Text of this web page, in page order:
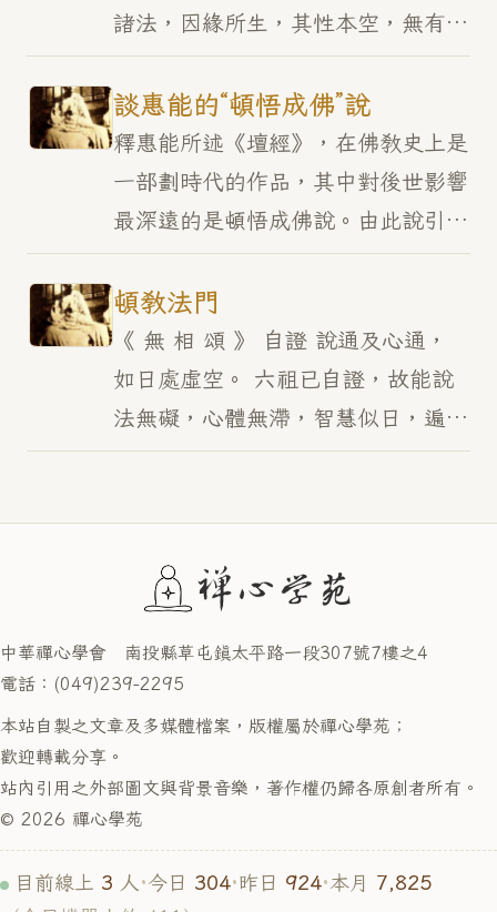
諸法，因緣所生，其性本空，無有真
實，故見諸相，不以為真；若見相著
相，此見不能悟其真相，故不能見自
性。 悟真 若能自有…
談惠能的“頓悟成佛”說
釋惠能所述《壇經》，在佛教史上是
一部劃時代的作品，其中對後世影響
最深遠的是頓悟成佛說。由此說引發
出一系列新的觀點，皆富有時代精神
和宗教改革意義。至此，完成了印度
佛教中國化的歷史進程…
頓教法門
《 無 相 頌 》 自證 說通及心通，
如日處虛空。 六祖已自證，故能說
法無礙，心體無滯，智慧似日，遍照
一切。 傳法 唯傳見性法，出世破邪
中華禪心學會 南投縣草屯鎮太平路一段307號7樓之4
電話：(049)239-2295
本站自製之文章及多媒體檔案，版權屬於禪心學苑；
歡迎轉載分享。
站內引用之外部圖文與背景音樂，著作權仍歸各原創者所有。
© 2026 禪心學苑
目前線上 3 人·今日 304·昨日 924·本月 7,825